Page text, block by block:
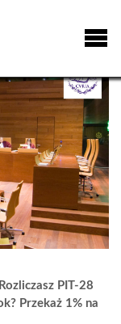
Rozliczasz PIT-28
Przekaż 1% na